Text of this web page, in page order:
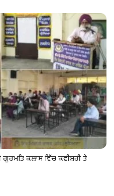
ਕਲਾਸ ਵਿੱਚ ਕਵੀਸ਼ਰੀ ਤੇ